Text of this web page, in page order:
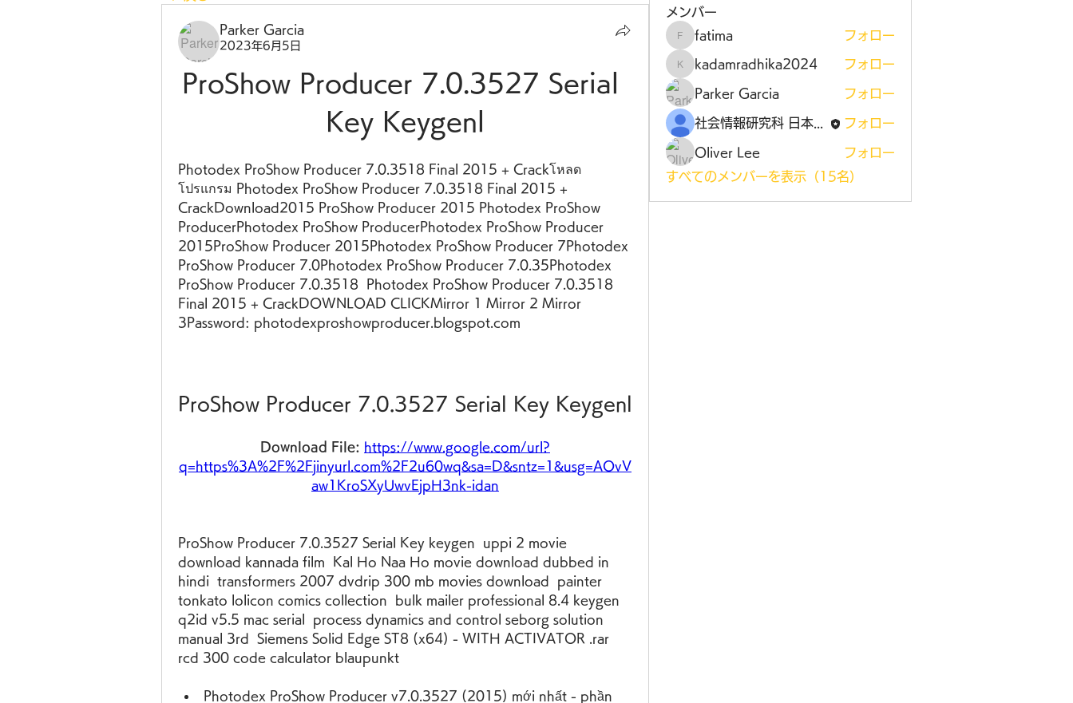
Parker Garcia
2023年6月5日
ProShow Producer 7.0.3527 Serial
Key Keygenl
Photodex ProShow Producer 7.0.3518 Final 2015 + Crackโหลด
โปรแกรม Photodex ProShow Producer 7.0.3518 Final 2015 +
CrackDownload2015 ProShow Producer 2015 Photodex ProShow
ProducerPhotodex ProShow ProducerPhotodex ProShow Producer
2015ProShow Producer 2015Photodex ProShow Producer 7Photodex
ProShow Producer 7.0Photodex ProShow Producer 7.0.35Photodex
ProShow Producer 7.0.3518  Photodex ProShow Producer 7.0.3518
Final 2015 + CrackDOWNLOAD CLICKMirror 1 Mirror 2 Mirror
3Password: photodexproshowproducer.blogspot.com
ProShow Producer 7.0.3527 Serial Key Keygenl
Download File: https://www.google.com/url?
q=https%3A%2F%2Fjinyurl.com%2F2u60wq&sa=D&sntz=1&usg=AOvV
aw1KroSXyUwvEjpH3nk-idan
ProShow Producer 7.0.3527 Serial Key keygen  uppi 2 movie
download kannada film  Kal Ho Naa Ho movie download dubbed in
hindi  transformers 2007 dvdrip 300 mb movies download  painter
tonkato lolicon comics collection  bulk mailer professional 8.4 keygen
q2id v5.5 mac serial  process dynamics and control seborg solution
manual 3rd  Siemens Solid Edge ST8 (x64) - WITH ACTIVATOR .rar
rcd 300 code calculator blaupunkt
Photodex ProShow Producer v7.0.3527 (2015) mới nhất - phần
メンバー
fatima
fatima フォロー
kadamradhika2024
kadamradhika2024 フォロー
Parker Garcia フォロー
社会情報研究科 日本大学大学院 フォロー
Oliver Lee
フォロー
すべてのメンバーを表示（15名）